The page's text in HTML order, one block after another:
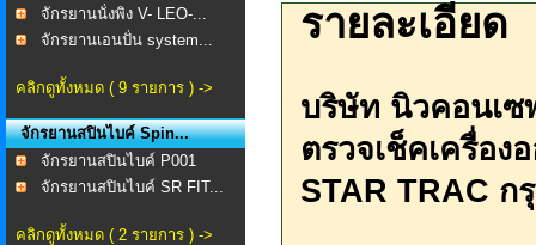
จักรยานนั่งพิง V- LEO-...
จักรยานเอนปั่น system...
คลิกดูทั้งหมด ( 9 รายการ ) ->
จักรยานสปินไบค์ Spin...
จักรยานสปินไบค์ P001
จักรยานสปินไบค์ SR FIT...
คลิกดูทั้งหมด ( 2 รายการ ) ->
รายละเอียด
บริษัท นิวคอนเ
ตรวจเช็คเครื่อง
STAR TRAC ก